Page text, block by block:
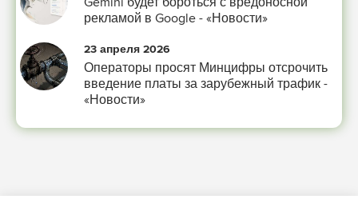
-- Люблю давать советы и очень не люблю, когда их дают мне.
рекламой в Google - «Новости»
23 апреля 2026
Операторы просят Минцифры отсрочить
введение платы за зарубежный трафик -
«Новости»